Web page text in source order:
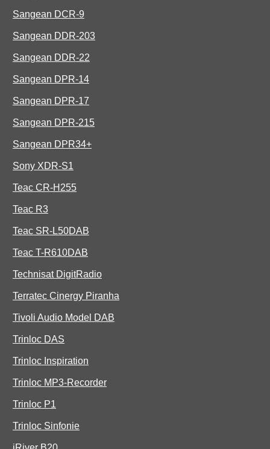
Sangean DCR-9
Sangean DDR-203
Sangean DDR-22
Sangean DPR-14
Sangean DPR-17
Sangean DPR-215
Sangean DPR34+
Sony XDR-S1
Teac CR-H255
Teac R3
Teac SR-L50DAB
Teac T-R610DAB
Technisat DigitRadio
Terratec Cinergy Piranha
Tivoli Audio Model DAB
Trinloc DAS
Trinloc Inspiration
Trinloc MP3-Recorder
Trinloc P1
Trinloc Sinfonie